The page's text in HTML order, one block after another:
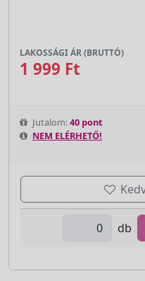
LAKOSSÁGI ÁR (BRUTTÓ)
1 999 Ft
Jutalom:40 pont
NEM ELÉRHETŐ!
db